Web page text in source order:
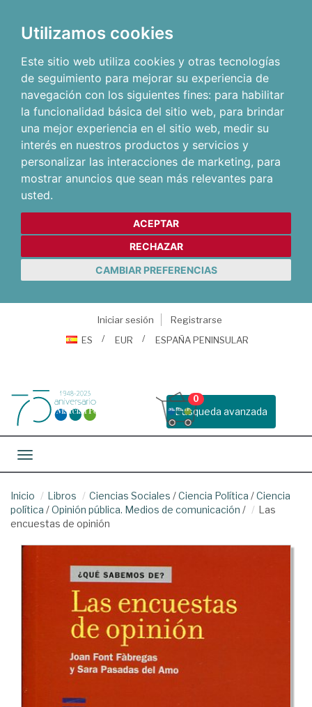
Utilizamos cookies
Este sitio web utiliza cookies y otras tecnologías
de seguimiento para mejorar su experiencia de
navegación con los siguientes fines: para habilitar
la funcionalidad básica del sitio web, para brindar
una mejor experiencia en el sitio web, medir su
interés en nuestros productos y servicios y
personalizar las interacciones de marketing, para
mostrar anuncios que sean más relevantes para
usted.
ACEPTAR
RECHAZAR
CAMBIAR PREFERENCIAS
Iniciar sesión
Registrarse
ES
EUR ESPAÑA PENINSULAR
Busqueda avanzada
0
Toggle navigation
Inicio Libros Ciencias Sociales /Ciencia Política /Ciencia
política /Opinión pública. Medios de comunicación /
Las
encuestas de opinión